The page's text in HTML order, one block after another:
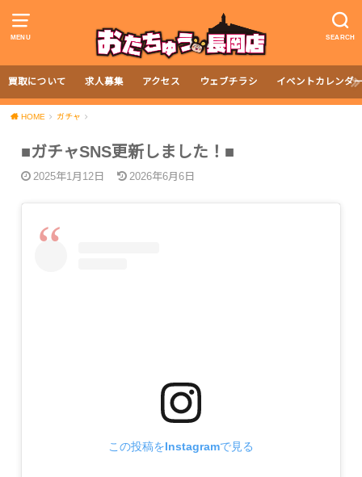
MENU SEARCH
買取について 求人募集 アクセス ウェブチラシ イベントカレンダ
HOME ガチャ
■ガチャSNS更新しました！■
2025年1月12日 2026年6月6日
この投稿をInstagramで見る